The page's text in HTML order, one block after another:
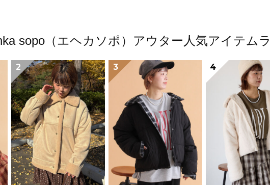
sopo（エヘカソポ）アウター人気アイテム
2 3 4